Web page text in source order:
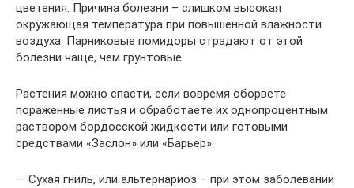
цветения. Причина болезни – слишком высокая
окружающая температура при повышенной влажности
воздуха. Парниковые помидоры страдают от этой
болезни чаще, чем грунтовые.
Растения можно спасти, если вовремя оборвете
пораженные листья и обработаете их однопроцентным
раствором бордосской жидкости или готовыми
средствами «Заслон» или «Барьер».
— Сухая гниль, или альтернариоз – при этом заболевании